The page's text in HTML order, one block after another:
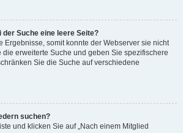
Suche eine leere Seite?
Ergebnisse, somit konnte der Webserver sie nicht
erweiterte Suche und geben Sie spezifischere
Sie die Suche auf verschiedene
suchen?
und klicken Sie auf „Nach einem Mitglied